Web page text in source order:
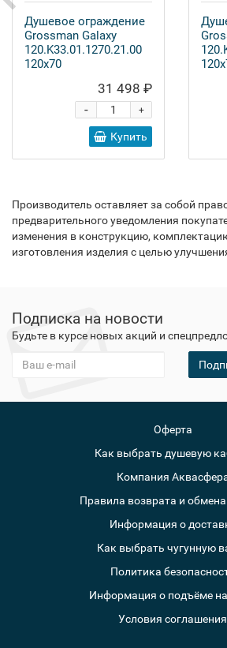
Душевое ограждение
Grossman Galaxy
120.K33.01.1270.21.00
120x70
31 498 ₽
+
-
Купить
Производитель оставляет за собой
предварительного уведомления
изменения в конструкцию,
изготовления изделия с целью
Подписка на новости
Будьте в курсе новых акций и
Оферта
Как выбрать душевую
Компания
Правила возврата и
Информация о
Как выбрать чугунную
Политика
Информация о подъёме
Условия соглашения